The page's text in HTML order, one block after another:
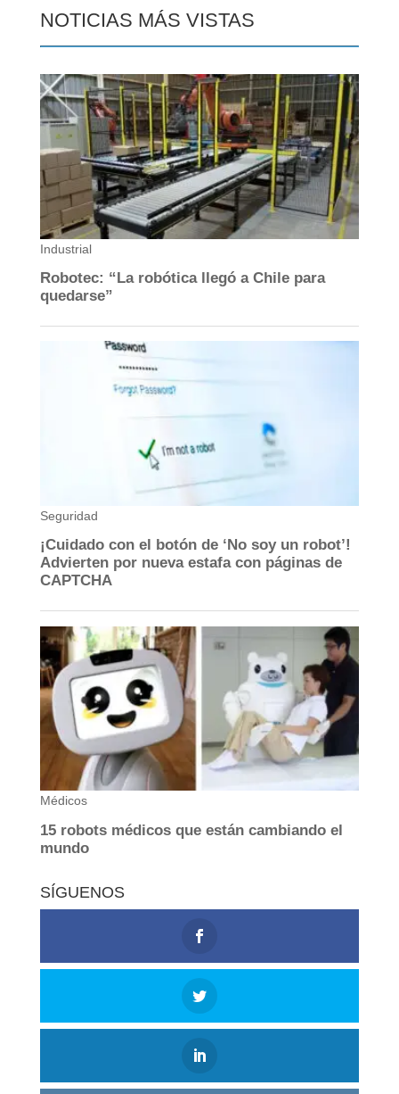
NOTICIAS MÁS VISTAS
SÍGUENOS